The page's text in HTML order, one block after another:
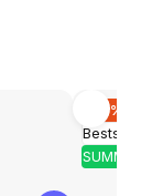
Bestseller
SUMMER
–10 %